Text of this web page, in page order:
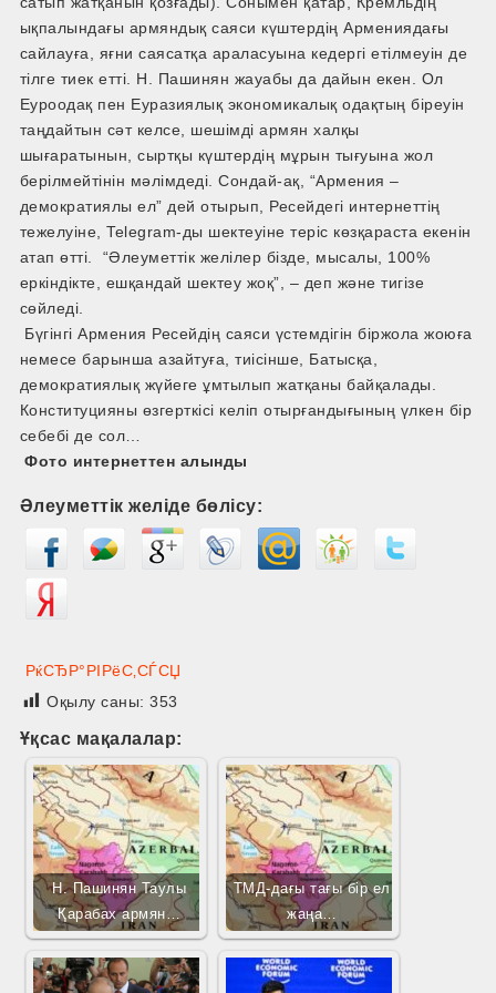
ықпалындағы армяндық саяси күштердің Армениядағы
сайлауға, яғни саясатқа араласуына кедергі етілмеуін де
тілге тиек етті. Н. Пашинян жауабы да дайын екен. Ол
Еуроодақ пен Еуразиялық экономикалық одақтың біреуін
таңдайтын сәт келсе, шешімді армян халқы
шығаратынын, сыртқы күштердің мұрын тығуына жол
берілмейтінін мәлімдеді. Сондай-ақ, “Армения –
демократиялы ел” дей отырып, Ресейдегі интернеттің
тежелуіне, Telegram-ды шектеуіне теріс көзқараста екенін
атап өтті. “Әлеуметтік желілер бізде, мысалы, 100%
еркіндікте, ешқандай шектеу жоқ”, – деп және тигізе
сөйледі.
Бүгінгі Армения Ресейдің саяси үстемдігін біржола жоюға
немесе барынша азайтуға, тиісінше, Батысқа,
демократиялық жүйеге ұмтылып жатқаны байқалады.
Конституцияны өзгерткісі келіп отырғандығының үлкен бір
себебі де сол…
Фото интернеттен алынды
Әлеуметтік желіде бөлісу:
РќСЂР°РІРёС‚СЃСЏ
Оқылу саны:353
Ұқсас мақалалар:
Н. Пашинян Таулы
Қарабах армян…
ТМД-дағы тағы бір ел
жаңа…